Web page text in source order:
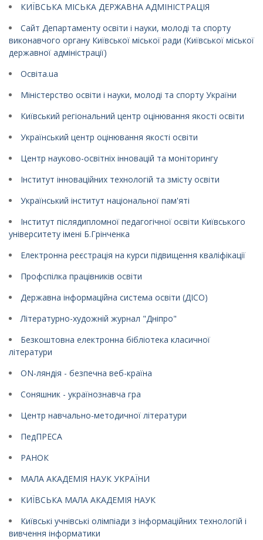
КИЇВСЬКА МІСЬКА ДЕРЖАВНА АДМІНІСТРАЦІЯ
Сайт Департаменту освіти і науки, молоді та спорту
виконавчого органу Київської міської ради (Київської міської
державної адміністрації)
Освіта.ua
Міністерство освіти і науки, молоді та спорту України
Київський регіональний центр оцінювання якості освіти
Український центр оцінювання якості освіти
Центр науково-освітніх інновацій та моніторингу
Інститут інноваційних технологій та змісту освіти
Український інститут національної пам'яті
Інститут післядипломної педагогічної освіти Київського
університету імені Б.Грінченка
Електронна реєстрація на курси підвищення кваліфікації
Профспілка працівників освіти
Державна інформаційна система освіти (ДІСО)
Літературно-художній журнал "Дніпро"
Безкоштовна електронна бібліотека класичної
літератури
ON-ляндія - безпечна веб-країна
Соняшник - українознавча гра
Центр навчально-методичної літератури
ПедПРЕСА
РАНОК
МАЛА АКАДЕМІЯ НАУК УКРАЇНИ
КИЇВСЬКА МАЛА АКАДЕМІЯ НАУК
Київські учнівські олімпіади з інформаційних технологій і
вивчення інформатики